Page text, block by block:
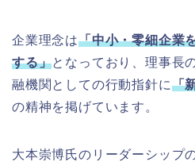
企業理念は「中小・零細企業
する」となっており、理事長
融機関としての行動指針に「
の精神を掲げています。
大本崇博氏のリーダーシップ